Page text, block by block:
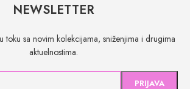
NEWSLETTER
toku sa novim kolekcijama, sniženjima i drugima
aktuelnostima.